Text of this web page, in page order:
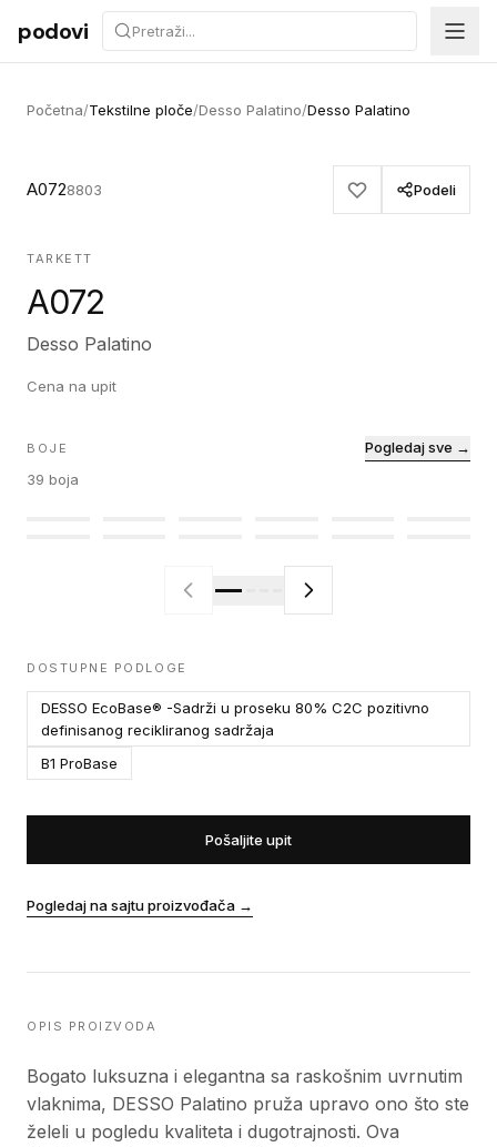
Preskoči na sadržaj
podovi
Početna/Tekstilne ploče/Desso Palatino/Desso Palatino
A0728803 Podeli
TARKETT
A072
Desso Palatino
Cena na upit
BOJE
39 boja
Pogledaj sve →
DOSTUPNE PODLOGE
DESSO EcoBase® -Sadrži u proseku 80% C2C pozitivno
definisanog recikliranog sadržaja
B1 ProBase
Pošaljite upit
Pogledaj na sajtu proizvođača →
OPIS PROIZVODA
Bogato luksuzna i elegantna sa raskošnim uvrnutim
vlaknima, DESSO Palatino pruža upravo ono što ste
želeli u pogledu kvaliteta i dugotrajnosti. Ova